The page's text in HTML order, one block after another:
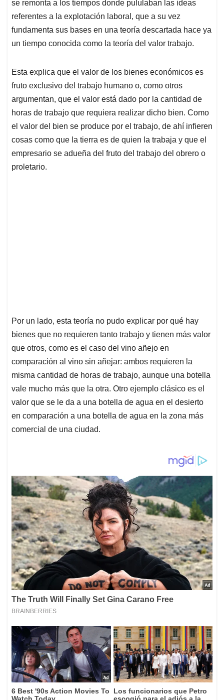
A
p
p
o
o
k
d
I
n
d
s
se remonta a los tiempos donde pululaban las ideas
referentes a la explotación laboral, que a su vez
fundamenta sus bases en una teoría descartada hace ya
un tiempo conocida como la teoría del valor trabajo.
Esta explica que el valor de los bienes económicos es
fruto exclusivo del trabajo humano o, como otros
argumentan, que el valor está dado por la cantidad de
horas de trabajo que requiera realizar dicho bien. Como
el valor del bien se produce por el trabajo, de ahí infieren
cosas como que la tierra es de quien la trabaja y que el
empresario se adueña del fruto del trabajo del obrero o
proletario.
Por un lado, esta teoría no pudo explicar por qué hay
bienes que no requieren tanto trabajo y tienen más valor
que otros, como es el caso del vino añejo en
comparación al vino sin añejar: ambos requieren la
misma cantidad de horas de trabajo, aunque una botella
vale mucho más que la otra. Otro ejemplo clásico es el
valor que se le da a una botella de agua en el desierto
en comparación a una botella de agua en la zona más
comercial de una ciudad.